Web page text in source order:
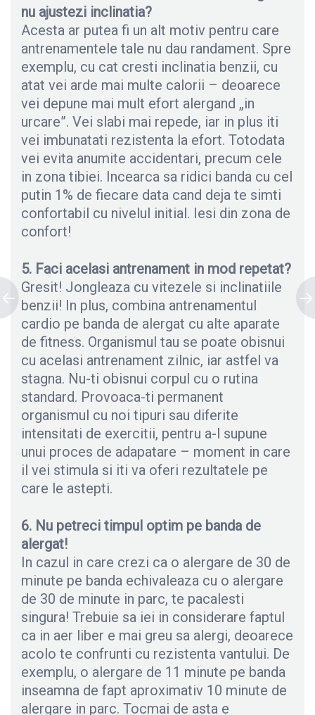
nu ajustezi inclinatia?
Acesta ar putea fi un alt motiv pentru care
antrenamentele tale nu dau randament. Spre
exemplu, cu cat cresti inclinatia benzii, cu
atat vei arde mai multe calorii – deoarece
vei depune mai mult efort alergand „in
urcare”. Vei slabi mai repede, iar in plus iti
vei imbunatati rezistenta la efort. Totodata
vei evita anumite accidentari, precum cele
in zona tibiei. Incearca sa ridici banda cu cel
putin 1% de fiecare data cand deja te simti
confortabil cu nivelul initial. Iesi din zona de
confort!
5. Faci acelasi antrenament in mod repetat?
Gresit! Jongleaza cu vitezele si inclinatiile
benzii! In plus, combina antrenamentul
cardio pe banda de alergat cu alte aparate
de fitness. Organismul tau se poate obisnui
cu acelasi antrenament zilnic, iar astfel va
stagna. Nu-ti obisnui corpul cu o rutina
standard. Provoaca-ti permanent
organismul cu noi tipuri sau diferite
intensitati de exercitii, pentru a-l supune
unui proces de adapatare – moment in care
il vei stimula si iti va oferi rezultatele pe
care le astepti.
6. Nu petreci timpul optim pe banda de
alergat!
In cazul in care crezi ca o alergare de 30 de
minute pe banda echivaleaza cu o alergare
de 30 de minute in parc, te pacalesti
singura! Trebuie sa iei in considerare faptul
ca in aer liber e mai greu sa alergi, deoarece
acolo te confrunti cu rezistenta vantului. De
exemplu, o alergare de 11 minute pe banda
inseamna de fapt aproximativ 10 minute de
alergare in parc. Tocmai de asta e